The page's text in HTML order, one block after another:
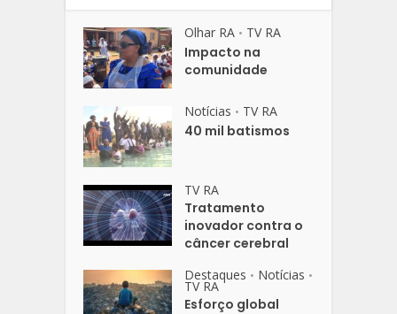
Olhar RA • TV RA
Impacto na
comunidade
Notícias • TV RA
40 mil batismos
TV RA
Tratamento
inovador contra o
câncer cerebral
Destaques • Notícias •
TV RA
Esforço global